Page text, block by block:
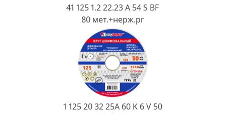
41 125 1.2 22.23 A 54 S BF
80 мет.+нерж.pr
1 125 20 32 25А 60 K 6 V 50